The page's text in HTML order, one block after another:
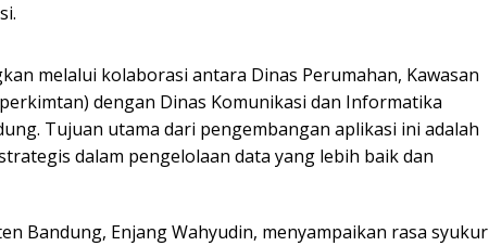
melalui kolaborasi antara Dinas Perumahan, Kawasan
dengan Dinas Komunikasi dan Informatika
Tujuan utama dari pengembangan aplikasi ini adalah
dalam pengelolaan data yang lebih baik dan
Bandung, Enjang Wahyudin, menyampaikan rasa syukur